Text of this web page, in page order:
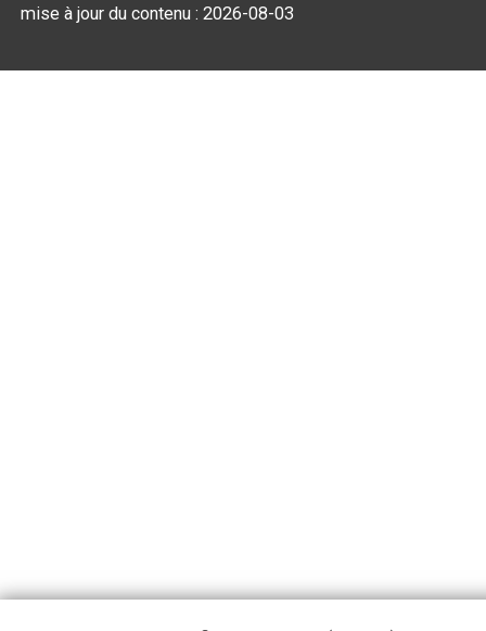
mise à jour du contenu :2026-08-03